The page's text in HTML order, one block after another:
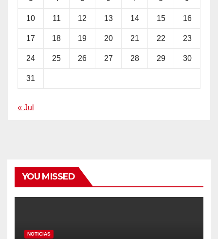
10 11 12 13 14 15 16
17 18 19 20 21 22 23
24 25 26 27 28 29 30
31
« Jul
YOU MISSED
NOTICIAS